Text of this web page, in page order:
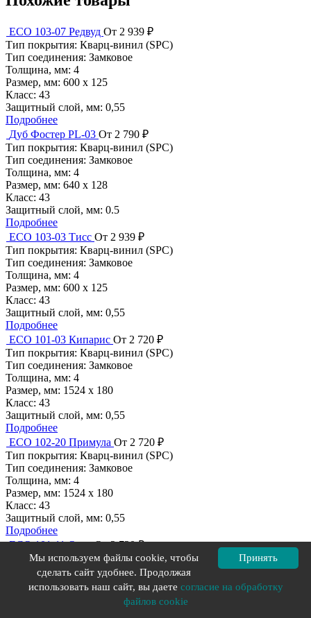
ECO 103-07 Редвуд От 2 939 ₽
Тип покрытия: Кварц-винил (SPC)
Тип соединения: Замковое
Толщина, мм: 4
Размер, мм: 600 х 125
Класс: 43
Защитный слой, мм: 0,55
Подробнее
Дуб Фостер PL-03 От 2 790 ₽
Тип покрытия: Кварц-винил (SPC)
Тип соединения: Замковое
Толщина, мм: 4
Размер, мм: 640 х 128
Класс: 43
Защитный слой, мм: 0.5
Подробнее
ECO 103-03 Тисс От 2 939 ₽
Тип покрытия: Кварц-винил (SPC)
Тип соединения: Замковое
Толщина, мм: 4
Размер, мм: 600 х 125
Класс: 43
Защитный слой, мм: 0,55
Подробнее
ECO 101-03 Кипарис От 2 720 ₽
Тип покрытия: Кварц-винил (SPC)
Тип соединения: Замковое
Толщина, мм: 4
Размер, мм: 1524 х 180
Класс: 43
Защитный слой, мм: 0,55
Подробнее
ECO 102-20 Примула От 2 720 ₽
Тип покрытия: Кварц-винил (SPC)
Тип соединения: Замковое
Толщина, мм: 4
Размер, мм: 1524 х 180
Класс: 43
Защитный слой, мм: 0,55
Подробнее
ECO 101-11 ОлеяОт 2 720 ₽
Тип покрытия: Кварц-винил (SPC)
Тип соединения: Замковое
Толщина, мм: 4
Принять
Мы используем файлы cookie, чтобы
сделать сайт удобнее. Продолжая
использовать наш сайт, вы даете согласие на обработку
файлов cookie